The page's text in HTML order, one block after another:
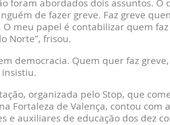
foram abordados dois assuntos.
de fazer greve. Faz greve
O meu papel é contabilizar quem
Norte”, frisou.
democracia. Quem quer faz
insistiu.
organizada pelo Stop, que
Fortaleza de Valença, contou com
e auxiliares de educação dos dez